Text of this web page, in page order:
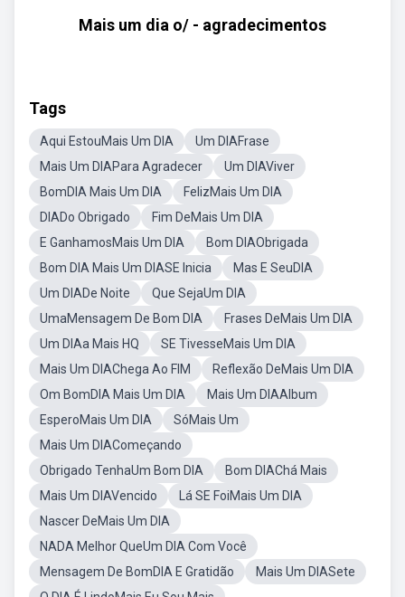
Mais um dia o/ - agradecimentos
Tags
Aqui EstouMais Um DIA
Um DIAFrase
Mais Um DIAPara Agradecer
Um DIAViver
BomDIA Mais Um DIA
FelizMais Um DIA
DIADo Obrigado
Fim DeMais Um DIA
E GanhamosMais Um DIA
Bom DIAObrigada
Bom DIA Mais Um DIASE Inicia
Mas E SeuDIA
Um DIADe Noite
Que SejaUm DIA
UmaMensagem De Bom DIA
Frases DeMais Um DIA
Um DIAa Mais HQ
SE TivesseMais Um DIA
Mais Um DIAChega Ao FIM
Reflexão DeMais Um DIA
Om BomDIA Mais Um DIA
Mais Um DIAAlbum
EsperoMais Um DIA
SóMais Um
Mais Um DIAComeçando
Obrigado TenhaUm Bom DIA
Bom DIAChá Mais
Mais Um DIAVencido
Lá SE FoiMais Um DIA
Nascer DeMais Um DIA
NADA Melhor QueUm DIA Com Você
Mensagem De BomDIA E Gratidão
Mais Um DIASete